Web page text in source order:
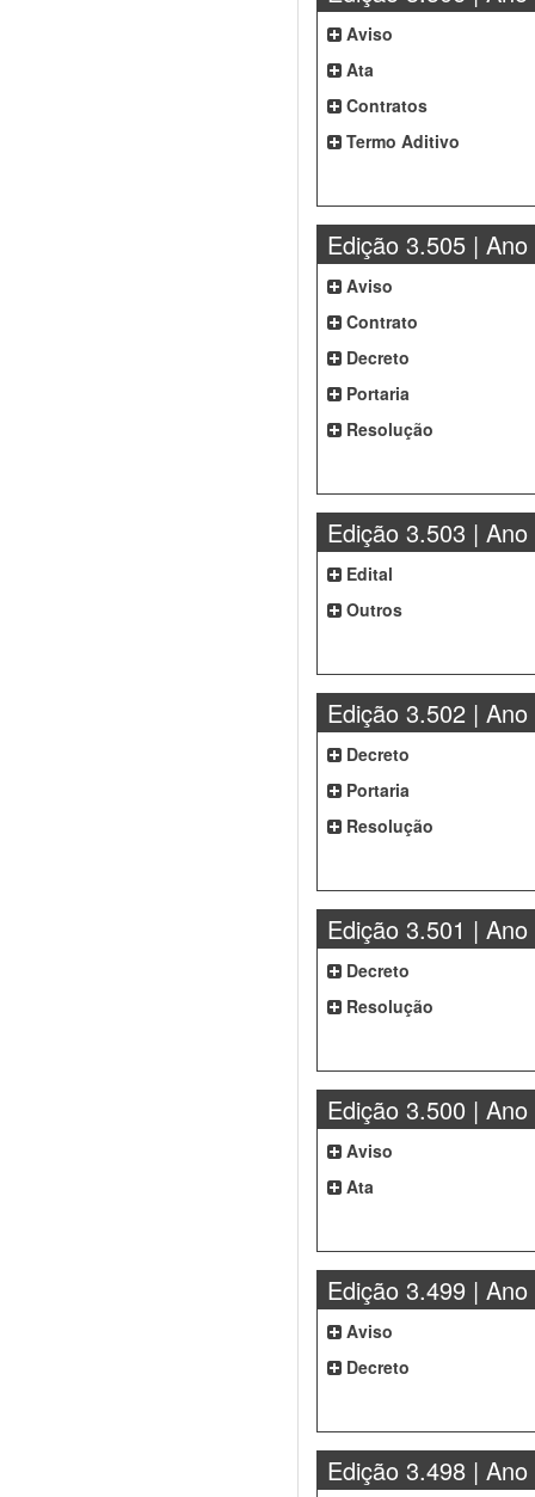
Aviso
Ata
Contratos
Termo Aditivo
Edição 3.505 | Ano
Aviso
Contrato
Decreto
Portaria
Resolução
Edição 3.503 | Ano
Edital
Outros
Edição 3.502 | Ano
Decreto
Portaria
Resolução
Edição 3.501 | Ano
Decreto
Resolução
Edição 3.500 | Ano
Aviso
Ata
Edição 3.499 | Ano
Aviso
Decreto
Edição 3.498 | Ano